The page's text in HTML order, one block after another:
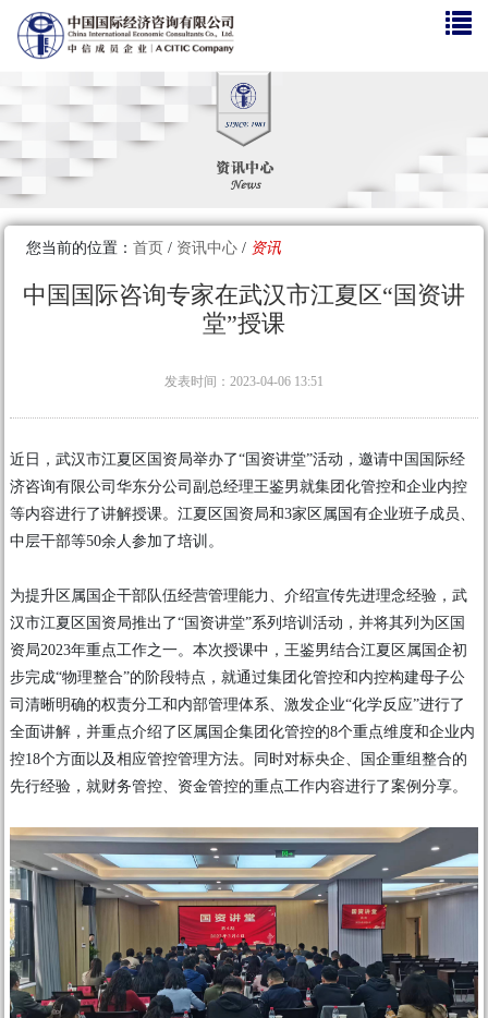
您当前的位置：首页 / 资讯中心 / 资讯
中国国际咨询专家在武汉市江夏区“国资讲
堂”授课
发表时间：2023-04-06 13:51
近日，武汉市江夏区国资局举办了“国资讲堂”活动，邀请中国国际经
济咨询有限公司华东分公司副总经理王鉴男就集团化管控和企业内控
等内容进行了讲解授课。江夏区国资局和3家区属国有企业班子成员、
中层干部等50余人参加了培训。
为提升区属国企干部队伍经营管理能力、介绍宣传先进理念经验，武
汉市江夏区国资局推出了“国资讲堂”系列培训活动，并将其列为区国
资局2023年重点工作之一。本次授课中，王鉴男结合江夏区属国企初
步完成“物理整合”的阶段特点，就通过集团化管控和内控构建母子公
司清晰明确的权责分工和内部管理体系、激发企业“化学反应”进行了
全面讲解，并重点介绍了区属国企集团化管控的8个重点维度和企业内
控18个方面以及相应管控管理方法。同时对标央企、国企重组整合的
先行经验，就财务管控、资金管控的重点工作内容进行了案例分享。